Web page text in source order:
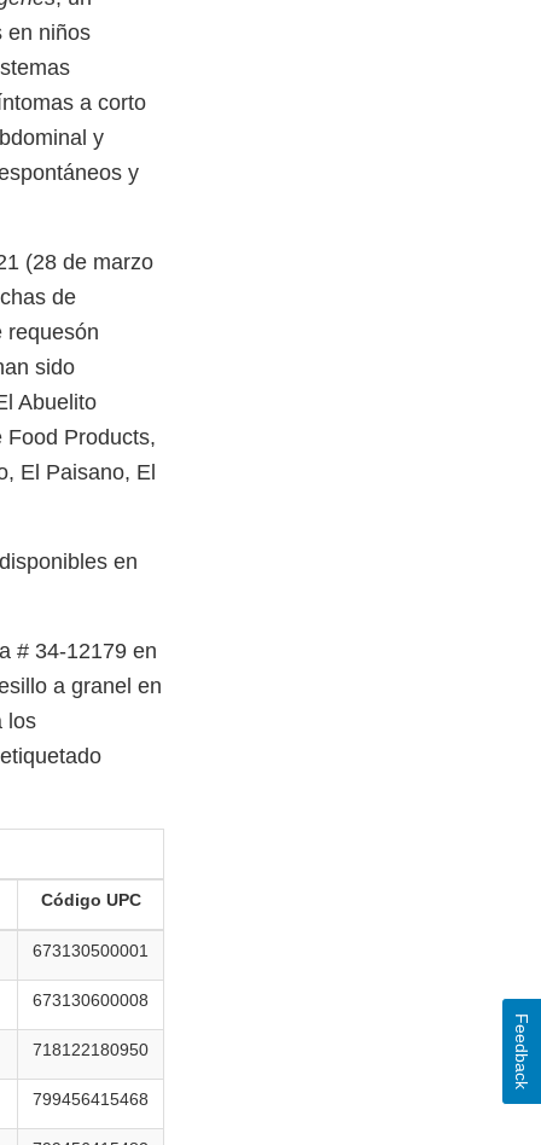
en niños
a corto
y
y
(28 de marzo
de
requesón
sido
Abuelito
Food Products,
El Paisano, El
en
# 34-12179 en
a granel en
los
Código UPC
673130500001
673130600008
718122180950
799456415468
Feedback